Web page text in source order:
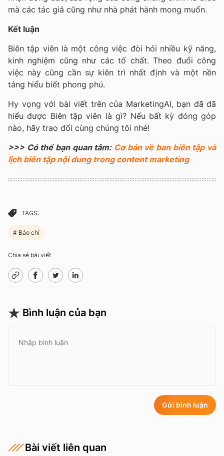
mà các tác giả cũng như nhà phát hành mong muốn.
Kết luận
Biên tập viên là một công việc đòi hỏi nhiều kỹ năng,
kinh nghiệm cũng như các tố chất. Theo đuổi công
việc này cũng cần sự kiên trì nhất định và một nền
tảng hiểu biết phong phú.
Hy vọng với bài viết trên của MarketingAI, bạn đã đã
hiểu được Biên tập viên là gì? Nếu bất kỳ đóng góp
nào, hãy trao đổi cùng chúng tôi nhé!
>>> Có thể bạn quan tâm: Cơ bản về ban biên tập và
lịch biên tập nội dung trong content marketing
TAGS:
Báo chí
Chia sẻ bài viết
Bình luận của bạn
Gửi bình luận
Bài viết liên quan